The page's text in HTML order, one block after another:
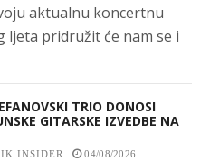
aktualnu koncertnu
pridružit će nam se i
TRIO DONOSI
GITARSKE IZVEDBE NA
INSIDER 04/08/2026